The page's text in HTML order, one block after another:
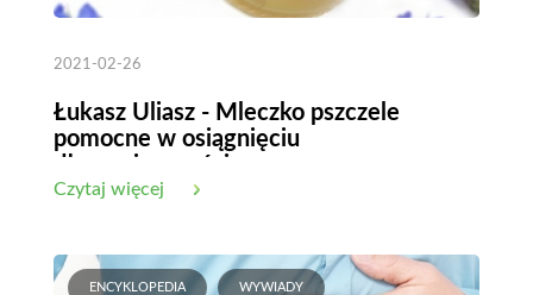
2021-02-26
Łukasz Uliasz - Mleczko pszczele
pomocne w osiągnięciu
długowieczności
Czytaj więcej
ENCYKLOPEDIA WYWIADY